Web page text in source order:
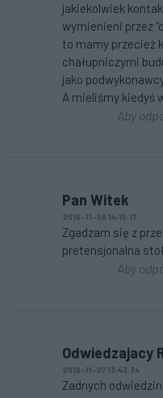
jakiekolwiek
wymienieni przez
to mamy przecież
chałupniczymi
jako
A mieliśmy kiedyś
Aby
Pan Witek
2016-11-08 14:15:17
Zgadzam się z
pretensjonalna
Aby
Odwiedzajacy
2016-11-07 13:43:34
Zadnych